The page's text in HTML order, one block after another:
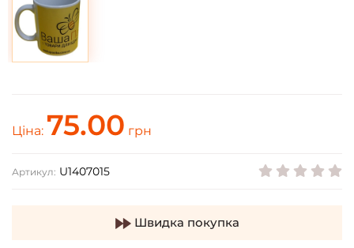
Ціна: 75.00 грн
Артикул: U1407015
Швидка покупка